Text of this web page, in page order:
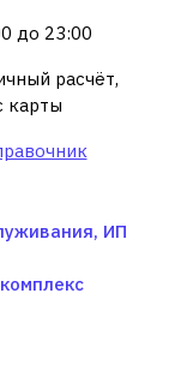
до 23:00
расчёт,
карты
ИП